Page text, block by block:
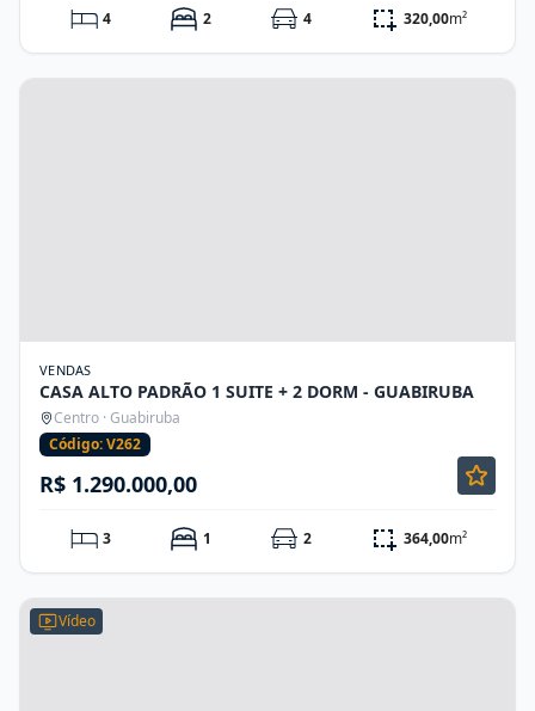
4 2 4 320,00m²
VENDAS
CASA ALTO PADRÃO 1 SUITE + 2 DORM - GUABIRUBA
Centro · Guabiruba
Código: V262
R$ 1.290.000,00
3 1 2 364,00m²
Vídeo